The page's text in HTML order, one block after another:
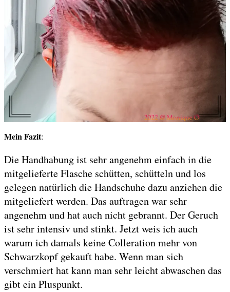
Mein Fazit:
Die Handhabung ist sehr angenehm einfach in die
mitgelieferte Flasche schütten, schütteln und los
gelegen natürlich die Handschuhe dazu anziehen die
mitgeliefert werden. Das auftragen war sehr
angenehm und hat auch nicht gebrannt. Der Geruch
ist sehr intensiv und stinkt. Jetzt weis ich auch
warum ich damals keine Colleration mehr von
Schwarzkopf gekauft habe. Wenn man sich
verschmiert hat kann man sehr leicht abwaschen das
gibt ein Pluspunkt.